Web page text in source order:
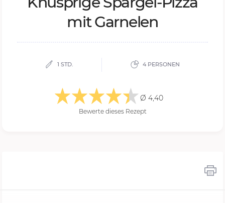
mit Gar­ne­len
1 STD. 4 PERSONEN
Ø 4,40
Bewerte dieses Rezept